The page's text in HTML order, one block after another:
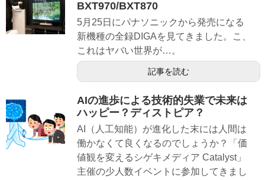
BXT970/BXT870
5月25日にパナソニックから発売になる
新機種の全録DIGAを見てきました。こ、
これはヤバい世界が…。
記事を読む
AIの進歩による技術的失業で未来は
ハッピー？ディストピア？
AI（人工知能）が進化した末には人間は
働かなくて良くなるのでしょうか？「価
値観を変えるシゲキメディア Catalyst」
主催の少人数イベントに参加してきまし